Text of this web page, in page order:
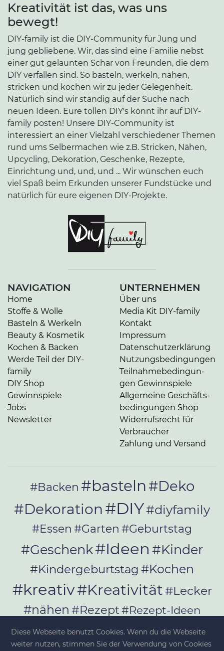
Kreativität ist das, was uns
bewegt!
DIY-family ist die DIY-Community für Jung und
jung gebliebene. Wir, das sind eine Familie nebst
einer gut gelaunten Schar von Freunden, die dem
DIY verfallen sind. So basteln, werkeln, nähen,
stricken und kochen wir zu jeder Gelegenheit.
Natürlich sind wir ständig auf der Suche nach
neuen Ideen. Eure tollen DIY's könnt ihr auf DIY-
family posten! Unsere DIY-Community ist
interessiert an einer Vielzahl verschiedener Themen
rund ums Selbermachen wie z.B. Stricken, Nähen,
Upcycling, Dekoration, Geschenke, Rezepte,
Einrichtung und, und, und ... Wir wünschen euch
viel Spaß beim Erkunden unserer Fundstücke und
natürlich für eure eigenen DIY-Projekte.
NAVIGATION
Home
Stoffe & Wolle
Basteln & Werkeln
Beauty & Kosmetik
Kochen & Backen
Werde Teil der DIY-
family
DIY Shop
Gewinnspiele
Jobs
Newsletter
UNTERNEHMEN
Über uns
Media Kit DIY-family
Kontakt
Impressum
Da­ten­schutz­er­klä­rung
Nut­zungs­be­din­gun­gen
Teil­nah­me­be­din­gun­
gen Gewinnspiele
Allgemeine Ge­schäfts­
be­din­gun­gen Shop
Widerrufsrecht für
Verbraucher
Zahlung und Versand
#Backen #basteln#Deko
#Dekoration #DIY#diyfamily
#Essen #Garten #Geburtstag
#Geschenk#Ideen #Kinder
#Kindergeburtstag #Kochen
#kreativ#Kreativität#Lecker
#nähen #Rezept#Rezept-Ideen
#Rezepte#selber_bauen
#selber_machen
Diese Webseite benutzt Cookies. Wenn du die Webseite
weiter nutzen, stimmen Sie der Verwendung von Cookies